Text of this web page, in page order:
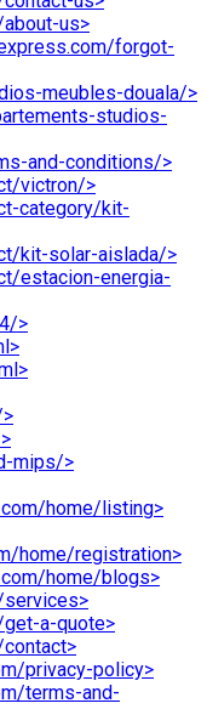
us>
forgot-
meubles-douala/>
studios-
and-conditions/>
victron/>
category/kit-
kit-solar-aislada/>
estacion-energia-
>
mips/>
home/listing>
home/registration>
home/blogs>
services>
a-quote>
privacy-policy>
terms-and-